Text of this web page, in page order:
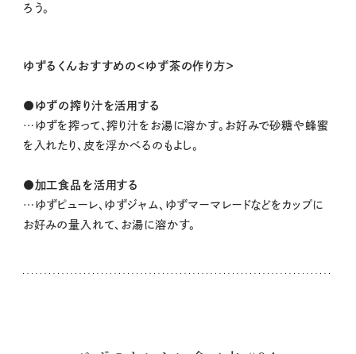
ろう。
ゆずるくんおすすめの＜ゆず茶の作り方＞
●ゆずの搾り汁を活用する
…ゆずを搾って、搾り汁をお湯に溶かす。お好みで砂糖や蜂蜜
を入れたり、皮を浮かべるのもよし。
●加工食品を活用する
…ゆずピューレ、ゆずジャム、ゆずマーマレードなどをカップに
お好みの量入れて、お湯に溶かす。